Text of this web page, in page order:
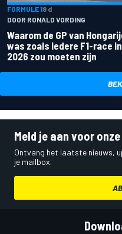
FORMULE 18 d
DOOR RONALD VORDING
Waarom de GP van
was zoals iedere F1-race in
2026 zou moeten zijn
Meld je aan voor
Ontvang het laatste nieuws,
je mailbox.